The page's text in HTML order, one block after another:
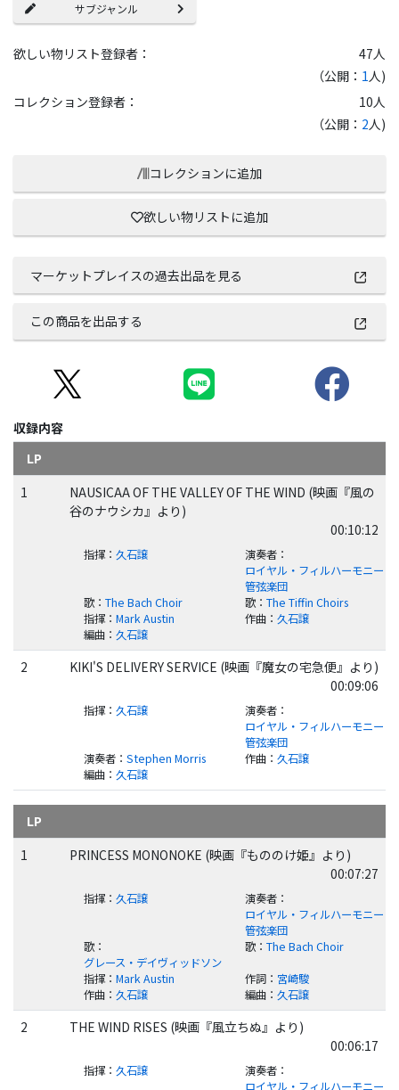
サブジャンル
欲しい物リスト登録者： 47人
（公開： 1人)
コレクション登録者：
10人
（公開： 2人)
コレクションに追加
欲しい物リストに追加
マーケットプレイスの過去出品を見る
この商品を出品する
収録内容
LP
1
NAUSICAA OF THE VALLEY OF THE WIND (映画『風の
谷のナウシカ』より)
00:10:12
指揮： 久石譲 演奏者：
ロイヤル・フィルハーモニー
管弦楽団
歌： The Bach Choir 歌： The Tiffin Choirs
指揮： Mark Austin 作曲： 久石譲
編曲： 久石譲
2
KIKI'S DELIVERY SERVICE (映画『魔女の宅急便』より)
00:09:06
指揮： 久石譲 演奏者：
ロイヤル・フィルハーモニー
管弦楽団
演奏者： Stephen Morris 作曲： 久石譲
編曲： 久石譲
LP
1
PRINCESS MONONOKE (映画『もののけ姫』より)
00:07:27
指揮： 久石譲 演奏者：
ロイヤル・フィルハーモニー
管弦楽団
歌：
グレース・デイヴィッドソン
歌： The Bach Choir
指揮： Mark Austin 作詞： 宮崎駿
作曲： 久石譲 編曲： 久石譲
2
THE WIND RISES (映画『風立ちぬ』より)
00:06:17
指揮： 久石譲 演奏者：
ロイヤル・フィルハーモニー